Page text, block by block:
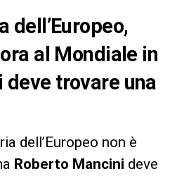
dell’Europeo,
al Mondiale in
deve trovare una
dell’Europeo non è
Roberto Mancini deve